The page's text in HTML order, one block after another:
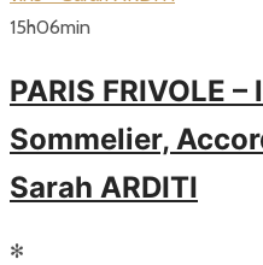
15h06min
PARIS FRIVOLE
Sommelier,
Sarah ARDITI
✻